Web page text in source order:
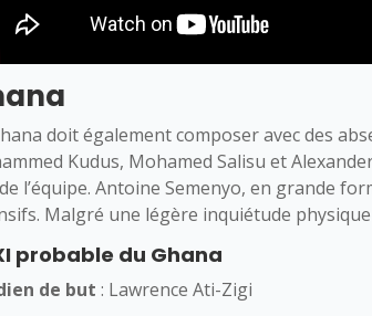
doit également composer avec des
Kudus, Mohamed Salisu et
l’équipe. Antoine Semenyo, en grande
Malgré une légère inquiétude
probable du Ghana
de but : Lawrence Ati-Zigi